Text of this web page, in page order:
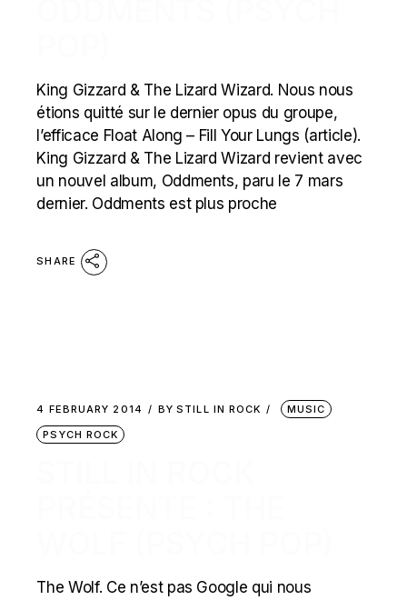
King Gizzard & The Lizard Wizard. Nous nous
étions quitté sur le dernier opus du groupe,
l’efficace Float Along – Fill Your Lungs (article).
King Gizzard & The Lizard Wizard revient avec
un nouvel album, Oddments, paru le 7 mars
dernier. Oddments est plus proche
SHARE
4 FEBRUARY 2014 BY STILL IN ROCK
MUSIC
PSYCH ROCK
The Wolf. Ce n’est pas Google qui nous